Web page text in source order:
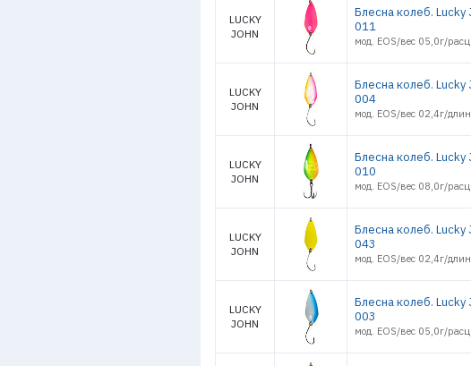
LUCKY
JOHN
Блесна колеб.
011
мод. EOS/вес 05,0г/
LUCKY
JOHN
Блесна колеб.
004
мод. EOS/вес 02,4г/
LUCKY
JOHN
Блесна колеб.
010
мод. EOS/вес 08,0г/
LUCKY
JOHN
Блесна колеб.
043
мод. EOS/вес 02,4г/
LUCKY
JOHN
Блесна колеб.
003
мод. EOS/вес 05,0г/